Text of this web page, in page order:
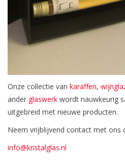
Onze collectie van karaffen,
ander glaswerk wordt nauwkeurig
uitgebreid met nieuwe producten.
Neem vrijblijvend contact met ons
info@kristalglas.nl